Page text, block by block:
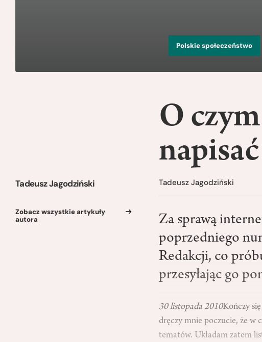
Polskie społeczeństwo
Tadeusz Jagodziński
Zobacz wszystkie artykuły
autora
O
Tadeusz Jagodziński
Za sprawą
poprzedniego
Redakcji, co
przesyłając go
30 listopada 2010Kończy
dręczy mnie poczucie, że w
tematów. Układam zatem